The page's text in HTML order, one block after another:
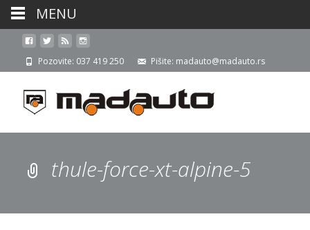
Pozovite: 037 419 250 Pišite: madauto@madauto.rs
thule-force-xt-alpine-5
MENU